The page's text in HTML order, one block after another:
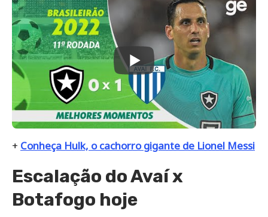
+ Conheça Hulk, o cachorro gigante de Lionel Messi
Escalação do Avaí x
Botafogo hoje